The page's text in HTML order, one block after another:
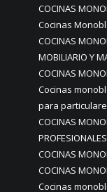
COCINAS
Cocinas
COCINAS
MOBILIARIO Y
COCINAS
Cocinas
para
COCINAS
PROFESIONALES
COCINAS
COCINAS
Cocinas